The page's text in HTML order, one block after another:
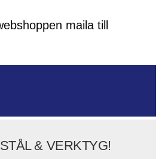
maila till
& VERKTYG!